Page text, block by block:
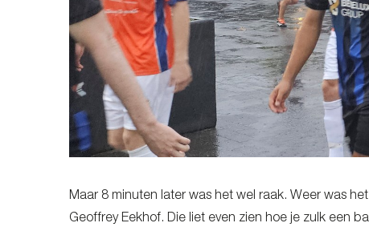
Maar 8 minuten later was het wel raak. Weer was
Geoffrey Eekhof. Die liet even zien hoe je zulk een